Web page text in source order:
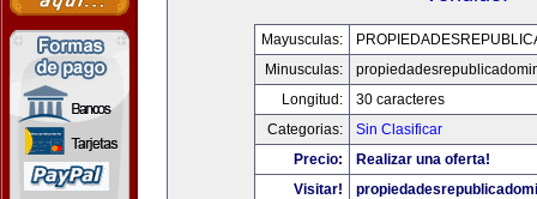
Mayusculas:
Minusculas:
Longitud:
30 caracteres
Categorias:
Sin Clasificar
Precio:
Realizar una oferta!
Visitar!